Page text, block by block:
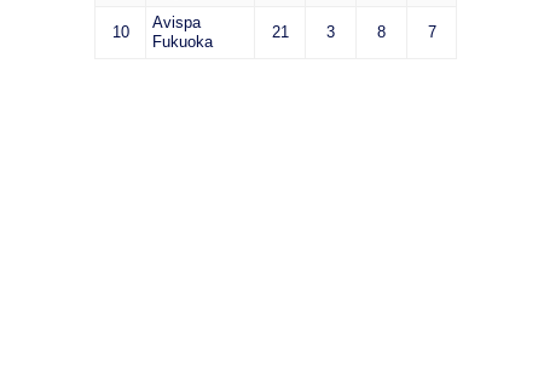
10
Avispa
Fukuoka
21 3 8 7